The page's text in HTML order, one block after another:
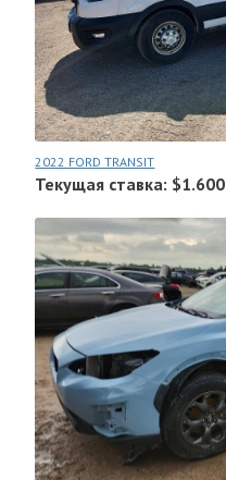
2022 FORD TRANSIT
Текущая ставка: $1.600